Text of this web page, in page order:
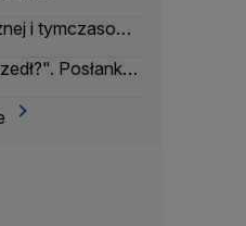
i tymczasowa
Posłanka